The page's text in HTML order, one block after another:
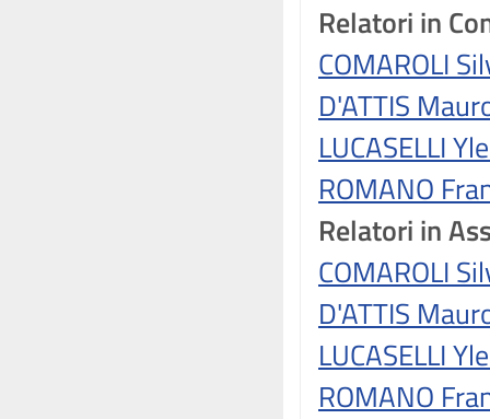
Relatori in
COMAROLI
D'ATTIS
LUCASELLI
ROMANO
Relatori in
COMAROLI
D'ATTIS
LUCASELLI
ROMANO